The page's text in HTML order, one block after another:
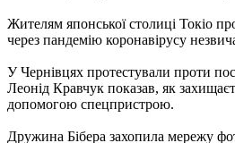
Жителям японської столиці Токіо
через пандемію коронавірусу
У Чернівцях протестували проти
Леонід Кравчук показав, як
допомогою спецпристрою.
Дружина Бібера захопила мережу